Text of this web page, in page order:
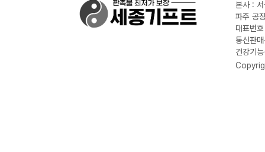
본사 :
파주 공
대표번
통신판
건강기